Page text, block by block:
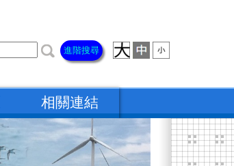
進階搜尋
相關連結